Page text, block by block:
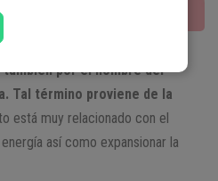
también por el nombre del
Tal término proviene de la
está muy relacionado con el
así como expansionar la